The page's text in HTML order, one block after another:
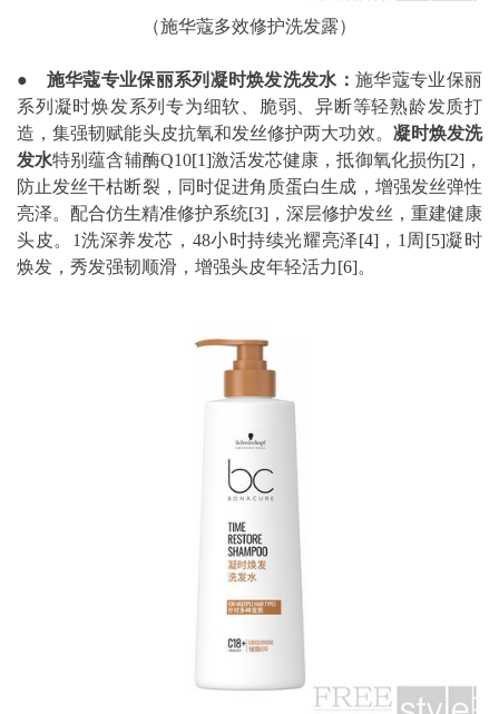
（施华蔻多效修护洗发露）
● 施华蔻专业保丽系列凝时焕发洗发水：施华蔻专业保丽
系列凝时焕发系列专为细软、脆弱、异断等轻熟龄发质打
造，集强韧赋能头皮抗氧和发丝修护两大功效。 凝时焕发洗
发水特别蕴含辅酶Q10[1]激活发芯健康，抵御氧化损伤[2]，
防止发丝干枯断裂，同时促进角质蛋白生成，增强发丝弹性
亮泽。配合仿生精准修护系统[3] ，深层修护发丝，重建健康
头皮。1洗深养发芯，48小时持续光耀亮泽[4]，1周 [5]凝时
焕发，秀发强韧顺滑，增强头皮年轻活力[6]。